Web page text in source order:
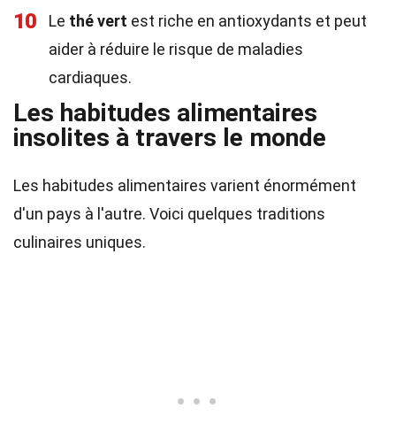
10 Le thé vert est riche en antioxydants et peut
aider à réduire le risque de maladies
cardiaques.
Les habitudes alimentaires
insolites à travers le monde
Les habitudes alimentaires varient énormément
d'un pays à l'autre. Voici quelques traditions
culinaires uniques.